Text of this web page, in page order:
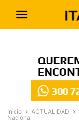
Inicio ACTUALIDAD
Nacional